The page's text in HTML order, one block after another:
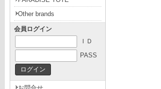
Other brands
会員ログイン
ＩＤ
PASS